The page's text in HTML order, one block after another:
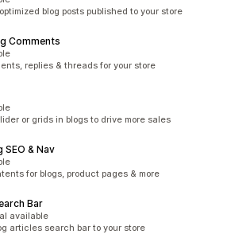
blog posts published to your store
Comments
replies & threads for your store
or grids in blogs to drive more sales
SEO & Nav
for blogs, product pages & more
Bar
available
articles search bar to your store